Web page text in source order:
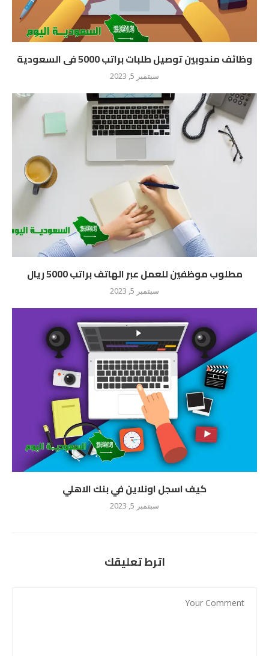
وظائف مندوبين توصيل طلبات براتب 5000 فى السعودية
سبتمبر 5, 2023
مطلوب موظفين للعمل عبر الهاتف براتب 5000 ريال
سبتمبر 5, 2023
كيف اسجل اونلاين في بنك الاهلي
سبتمبر 5, 2023
اترط تعليقك